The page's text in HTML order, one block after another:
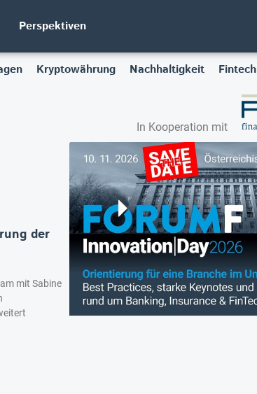
Perspektiven
Kryptowährung Nachhaltigkeit Fintech
In Kooperation mit
der
mit Sabine